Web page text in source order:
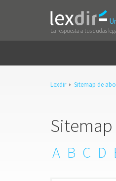
La respuesta a tus dudas
Lexdir Sitemap de
A B C D